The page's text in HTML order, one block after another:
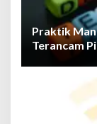
Praktik
Terancam